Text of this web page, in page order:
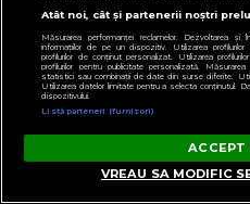
Atât noi, cât și partenerii noștri
Măsurarea performanței reclamelor. Dezvoltarea și
informațiilor de pe un dispozitiv. Utilizarea profilurilor
profilurilor de conținut personalizat. Utilizarea
profilurilor pentru publicitate personalizată.
statistici sau combinații de date din surse diferite.
Utilizarea datelor limitate pentru a selecta conținutul.
dispozitivului.
Listă parteneri (furnizori)
ACCEPT
VREAU SA MODIFIC